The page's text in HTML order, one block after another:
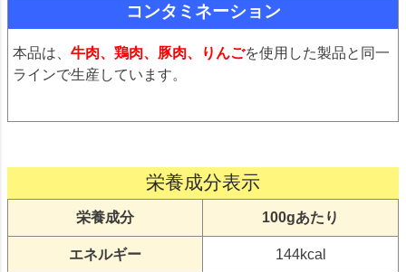
コンタミネーション
本品は、 牛肉、鶏肉、豚肉、りんごを使用した製品と同一
ラインで生産しています。
栄養成分表示
栄養成分 100gあたり
エネルギー 144kcal